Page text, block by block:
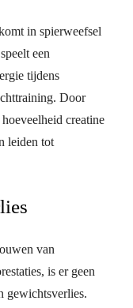
in spierweefsel
een
tijdens
Door
creatine
leiden tot
van
is er geen
gewichtsverlies.